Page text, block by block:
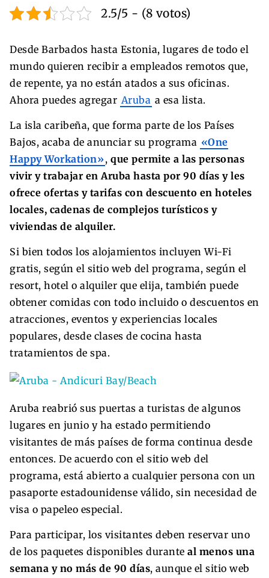
2.5/5 - (8 votos)
Desde Barbados hasta Estonia, lugares de todo el
mundo quieren recibir a empleados remotos que,
de repente, ya no están atados a sus oficinas.
Ahora puedes agregar Aruba a esa lista.
La isla caribeña, que forma parte de los Países
Bajos, acaba de anunciar su programa «One
Happy Workation», que permite a las personas
vivir y trabajar en Aruba hasta por 90 días y les
ofrece ofertas y tarifas con descuento en hoteles
locales, cadenas de complejos turísticos y
viviendas de alquiler.
Si bien todos los alojamientos incluyen Wi-Fi
gratis, según el sitio web del programa, según el
resort, hotel o alquiler que elija, también puede
obtener comidas con todo incluido o descuentos en
atracciones, eventos y experiencias locales
populares, desde clases de cocina hasta
tratamientos de spa.
Aruba reabrió sus puertas a turistas de algunos
lugares en junio y ha estado permitiendo
visitantes de más países de forma continua desde
entonces. De acuerdo con el sitio web del
programa, está abierto a cualquier persona con un
pasaporte estadounidense válido, sin necesidad de
visa o papeleo especial.
Para participar, los visitantes deben reservar uno
de los paquetes disponibles durante al menos una
semana y no más de 90 días, aunque el sitio web